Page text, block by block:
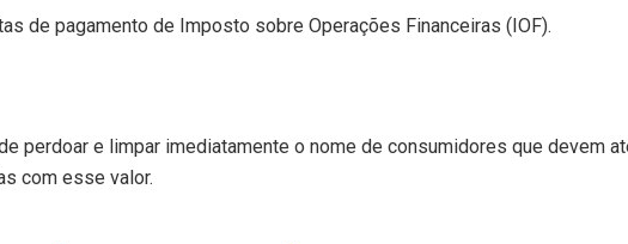
de pagamento de Imposto sobre Operações Financeiras (IOF).
perdoar e limpar imediatamente o nome de consumidores que devem
com esse valor.